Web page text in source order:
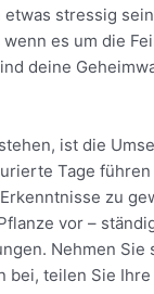
stressig
es um die
deine
ist die
Tage
zu
vor –
Nehmen
bei, teilen Sie